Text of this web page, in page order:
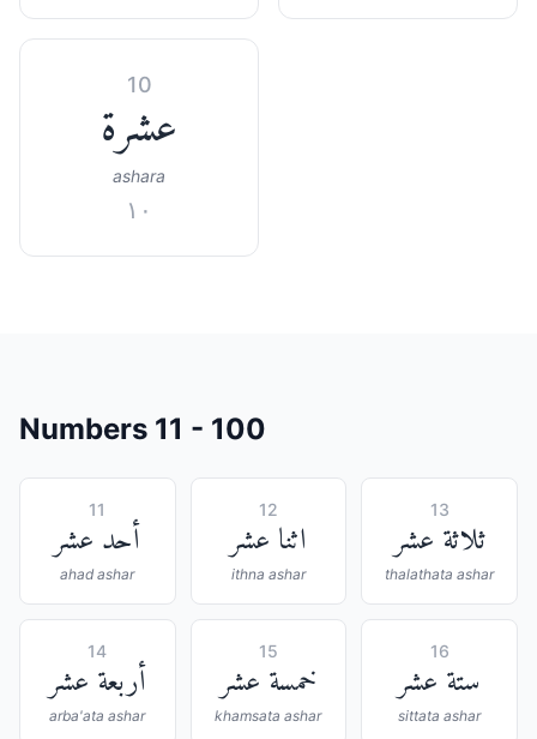
10
عشرة
ashara
١٠
Numbers 11 - 100
11
أحد عشر
ahad ashar
12
اثنا عشر
ithna ashar
13
ثلاثة عشر
thalathata ashar
14
أربعة عشر
arba'ata ashar
15
خمسة عشر
khamsata ashar
16
ستة عشر
sittata ashar